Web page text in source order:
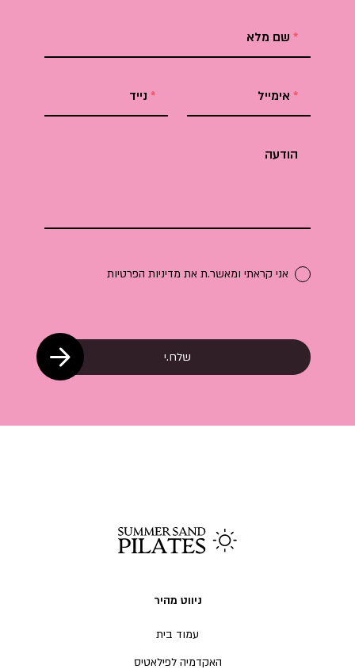
שם מלא
אימייל נייד
הודעה
אני קראתי ומאשר.ת את מדיניות הפרטיות
שלח.י
ניווט מהיר
עמוד בית
האקדמיה לפילאטיס